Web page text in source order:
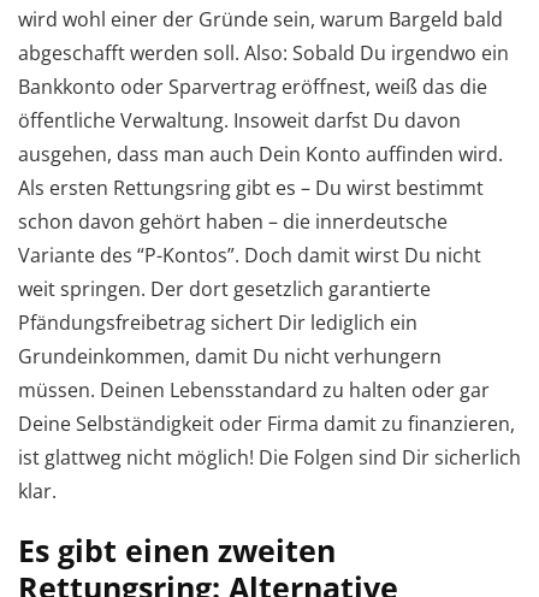
wird wohl einer der Gründe sein, warum Bargeld bald
abgeschafft werden soll. Also: Sobald Du irgendwo ein
Bankkonto oder Sparvertrag eröffnest, weiß das die
öffentliche Verwaltung. Insoweit darfst Du davon
ausgehen, dass man auch Dein Konto auffinden wird.
Als ersten Rettungsring gibt es – Du wirst bestimmt
schon davon gehört haben – die innerdeutsche
Variante des “P-Kontos”. Doch damit wirst Du nicht
weit springen. Der dort gesetzlich garantierte
Pfändungsfreibetrag sichert Dir lediglich ein
Grundeinkommen, damit Du nicht verhungern
müssen. Deinen Lebensstandard zu halten oder gar
Deine Selbständigkeit oder Firma damit zu finanzieren,
ist glattweg nicht möglich! Die Folgen sind Dir sicherlich
klar.
Es gibt einen zweiten
Rettungsring: Alternative